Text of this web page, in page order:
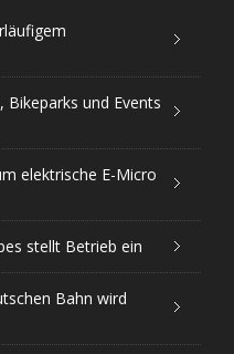
und Events
elektrische E-Micro
stellt Betrieb ein
Bahn wird